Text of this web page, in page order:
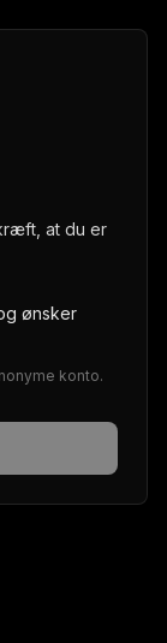
at du er
ønsker
konto.